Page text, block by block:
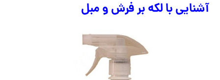
آشنایی با لکه بر فرش و مبل